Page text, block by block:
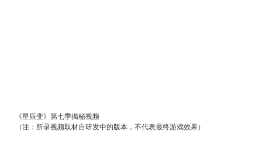
《星辰变》第七季揭秘视频
（注：所录视频取材自研发中的版本，不代表最终游戏效果）